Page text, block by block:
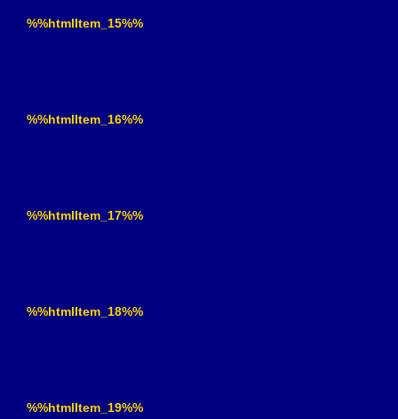
%%htmlItem_15%%
%%htmlItem_16%%
%%htmlItem_17%%
%%htmlItem_18%%
%%htmlItem_19%%